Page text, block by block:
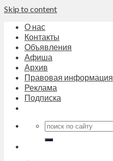
Skip to content
О нас
Контакты
Объявления
Афиша
Архив
Правовая информация
Реклама
Подписка